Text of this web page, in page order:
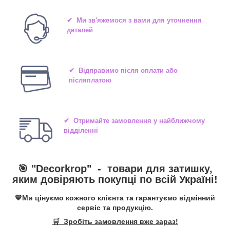
✔ Ми зв'яжемося з вами для уточнення
деталей
✔ Відправимо після оплати або
післяплатою
✔ Отримайте замовлення у найближчому
відділенні
🎯 "Decorkrop" - товари для затишку,
яким довіряють покупці по всій Україні!
💙Ми цінуємо кожного клієнта та гарантуємо відмінний
сервіс та продукцію.
🛒 Зробіть замовлення вже зараз!